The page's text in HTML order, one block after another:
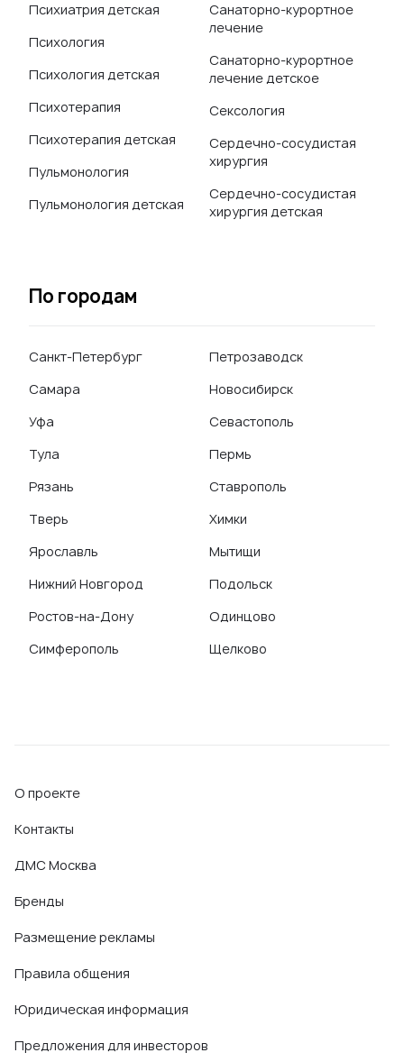
Психиатрия детская
Психология
Психология детская
Психотерапия
Психотерапия детская
Пульмонология
Пульмонология детская
Санаторно-курортное
лечение
Санаторно-курортное
лечение детское
Сексология
Сердечно-сосудистая
хирургия
Сердечно-сосудистая
хирургия детская
По городам
Санкт-Петербург
Самара
Уфа
Тула
Рязань
Тверь
Ярославль
Нижний Новгород
Ростов-на-Дону
Симферополь
Петрозаводск
Новосибирск
Севастополь
Пермь
Ставрополь
Химки
Мытищи
Подольск
Одинцово
Щелково
О проекте
Контакты
ДМС Москва
Бренды
Размещение рекламы
Правила общения
Юридическая информация
Предложения для инвесторов